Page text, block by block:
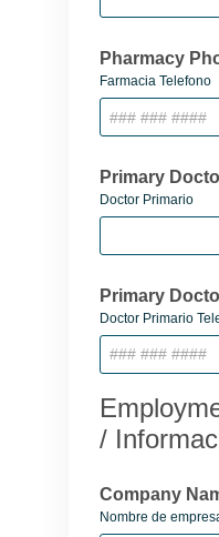
Pharmacy
Farmacia Telefono
Primary
Doctor Primario
Primary
Doctor Primario
/
Company
Nombre de